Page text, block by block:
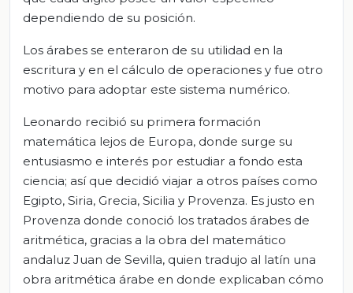
dependiendo de su posición.
Los árabes se enteraron de su utilidad en la
escritura y en el cálculo de operaciones y fue otro
motivo para adoptar este sistema numérico.
Leonardo recibió su primera formación
matemática lejos de Europa, donde surge su
entusiasmo e interés por estudiar a fondo esta
ciencia; así que decidió viajar a otros países como
Egipto, Siria, Grecia, Sicilia y Provenza. Es justo en
Provenza donde conoció los tratados árabes de
aritmética, gracias a la obra del matemático
andaluz Juan de Sevilla, quien tradujo al latín una
obra aritmética árabe en donde explicaban cómo